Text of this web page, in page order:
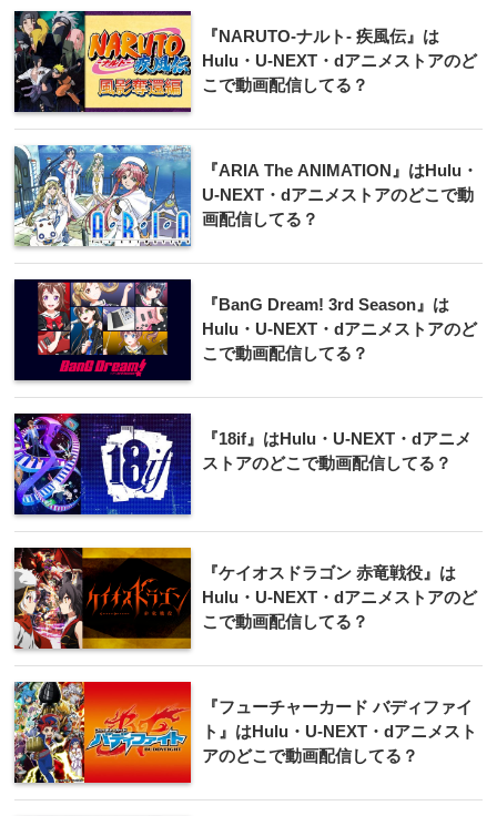
『NARUTO-ナルト- 疾風伝』は
Hulu・U-NEXT・dアニメストアのど
こで動画配信してる？
『ARIA The ANIMATION』はHulu・
U-NEXT・dアニメストアのどこで動
画配信してる？
『BanG Dream! 3rd Season』は
Hulu・U-NEXT・dアニメストアのど
こで動画配信してる？
『18if』はHulu・U-NEXT・dアニメ
ストアのどこで動画配信してる？
『ケイオスドラゴン 赤竜戦役』は
Hulu・U-NEXT・dアニメストアのど
こで動画配信してる？
『フューチャーカード バディファイ
ト』はHulu・U-NEXT・dアニメスト
アのどこで動画配信してる？